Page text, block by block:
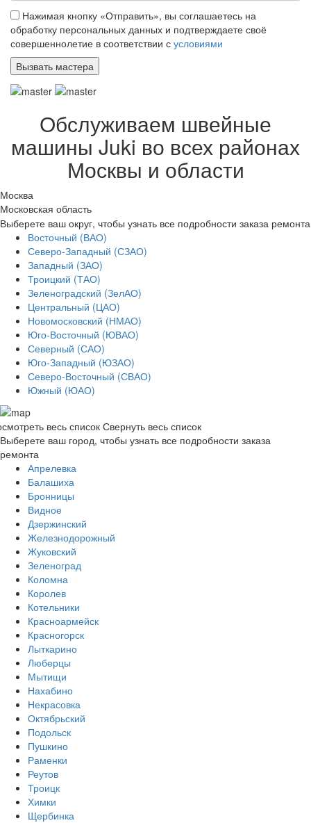
Нажимая кнопку «Отправить», вы соглашаетесь на
обработку персональных данных и подтверждаете своё
совершеннолетие в соответствии с условиями
Обслуживаем швейные
машины Juki во всех районах
Москвы и области
Москва
Московская область
Выберете ваш округ, чтобы узнать все подробности заказа ремонта
Восточный (ВАО)
Северо-Западный (СЗАО)
Западный (ЗАО)
Троицкий (ТАО)
Зеленоградский (ЗелАО)
Центральный (ЦАО)
Новомосковский (НМАО)
Юго-Восточный (ЮВАО)
Северный (САО)
Юго-Западный (ЮЗАО)
Северо-Восточный (СВАО)
Южный (ЮАО)
весь список Свернуть весь список
Выберете ваш город, чтобы узнать все подробности заказа
ремонта
Апрелевка
Балашиха
Бронницы
Видное
Дзержинский
Железнодорожный
Жуковский
Зеленоград
Коломна
Королев
Котельники
Красноармейск
Красногорск
Лыткарино
Люберцы
Мытищи
Нахабино
Некрасовка
Октябрьский
Подольск
Пушкино
Раменки
Реутов
Троицк
Химки
Щербинка